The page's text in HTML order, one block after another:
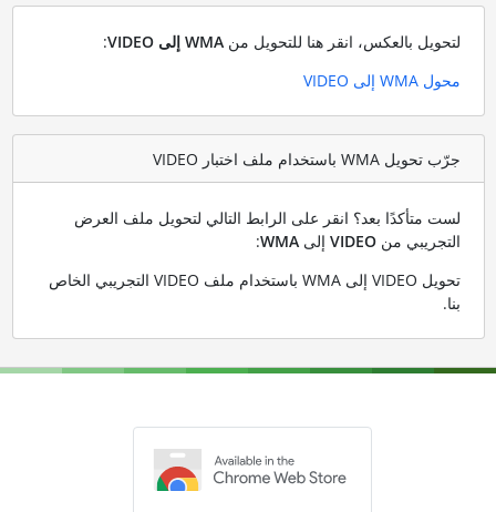
لتحويل بالعكس، انقر هنا للتحويل من WMA إلى VIDEO
:
محول WMA إلى VIDEO
جرّب تحويل WMA باستخدام ملف اختبار VIDEO
لست متأكدًا بعد؟ انقر على الرابط التالي لتحويل ملف العرض
التجريبي من VIDEOإلى WMA
:
تحويل VIDEO إلى WMA باستخدام ملف VIDEO التجريبي الخاص
بنا.